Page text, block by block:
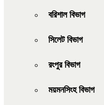
বরিশাল বিভাগ
সিলেট বিভাগ
রংপুর বিভাগ
ময়মনসিংহ বিভাগ